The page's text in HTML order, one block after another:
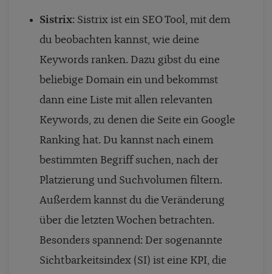
Sistrix: Sistrix ist ein SEO Tool, mit dem
du beobachten kannst, wie deine
Keywords ranken. Dazu gibst du eine
beliebige Domain ein und bekommst
dann eine Liste mit allen relevanten
Keywords, zu denen die Seite ein Google
Ranking hat. Du kannst nach einem
bestimmten Begriff suchen, nach der
Platzierung und Suchvolumen filtern.
Außerdem kannst du die Veränderung
über die letzten Wochen betrachten.
Besonders spannend: Der sogenannte
Sichtbarkeitsindex (SI) ist eine KPI, die